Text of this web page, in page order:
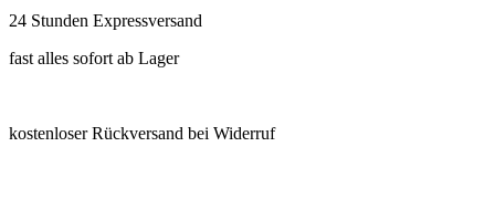
24 Stunden Expressversand
fast alles sofort ab Lager
kostenloser Rückversand bei Widerruf